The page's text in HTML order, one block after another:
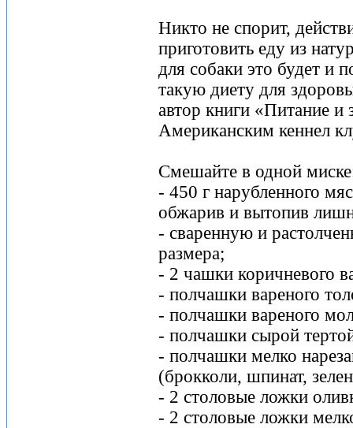
Никто не спорит,
приготовить еду из
для собаки это будет и
такую диету для
автор книги «Питание и
Американским кеннел
Смешайте в одной
- 450 г нарубленного
обжарив и вытопив
- сваренную и
размера;
- 2 чашки коричневого
- полчашки вареного
- полчашки вареного
- полчашки сырой
- полчашки мелко
(брокколи, шпинат,
- 2 столовые ложки
- 2 столовые ложки